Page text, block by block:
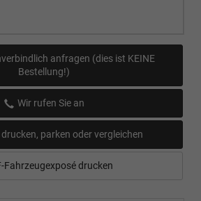
anfragen (dies ist KEINE
Bestellung!)
Wir rufen Sie an
parken oder vergleichen
Fahrzeugexposé drucken